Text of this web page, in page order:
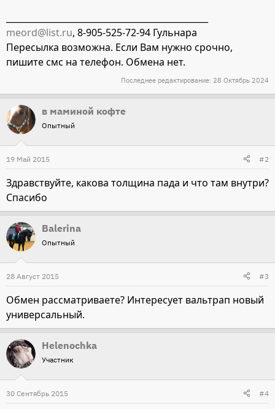
meord@list.ru, 8-905-525-72-94 Гульнара
Пересылка возможна. Если Вам нужно срочно,
пишите смс на телефон. Обмена нет.
Последнее редактирование: 28 Октябрь 2024
в маминой кофте
Опытный
19 Май 2015 #2
Здравствуйте, какова толщина пада и что там внутри?
Спасибо
Balerina
Опытный
28 Август 2015 #3
Обмен рассматриваете? Интересует вальтрап новый
универсальный.
Helenochka
Участник
30 Сентябрь 2015 #4